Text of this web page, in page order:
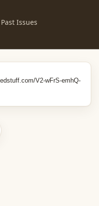
Issues
V2-wFrS-emhQ-